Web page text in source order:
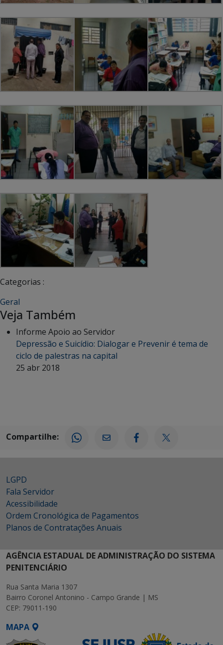
Categorias :
Geral
Veja Também
Informe Apoio ao Servidor
Depressão e Suicídio: Dialogar e Prevenir é tema de
ciclo de palestras na capital
25 abr 2018
Compartilhe:
LGPD
Fala Servidor
Acessibilidade
Ordem Cronológica de Pagamentos
Planos de Contratações Anuais
AGÊNCIA ESTADUAL DE ADMINISTRAÇÃO DO SISTEMA
PENITENCIÁRIO
Rua Santa Maria 1307
Bairro Coronel Antonino - Campo Grande | MS
CEP: 79011-190
MAPA